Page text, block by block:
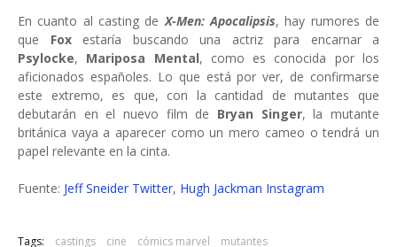
En cuanto al casting de X-Men: Apocalipsis, hay rumores de
que Fox estaría buscando una actriz para encarnar a
Psylocke, Mariposa Mental, como es conocida por los
aficionados españoles. Lo que está por ver, de confirmarse
este extremo, es que, con la cantidad de mutantes que
debutarán en el nuevo film de Bryan Singer, la mutante
británica vaya a aparecer como un mero cameo o tendrá un
papel relevante en la cinta.
Fuente: Jeff Sneider Twitter, Hugh Jackman Instagram
Tags: castings cine cómics marvel mutantes